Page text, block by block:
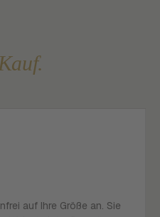
auf Ihre Größe an. Sie